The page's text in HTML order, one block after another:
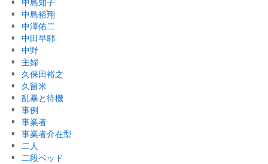
中島裕翔
中澤佑二
中田早耶
中野
主婦
久保田裕之
久留米
乱暴と待機
事例
事業者
事業者介在型
二人
二段ベッド